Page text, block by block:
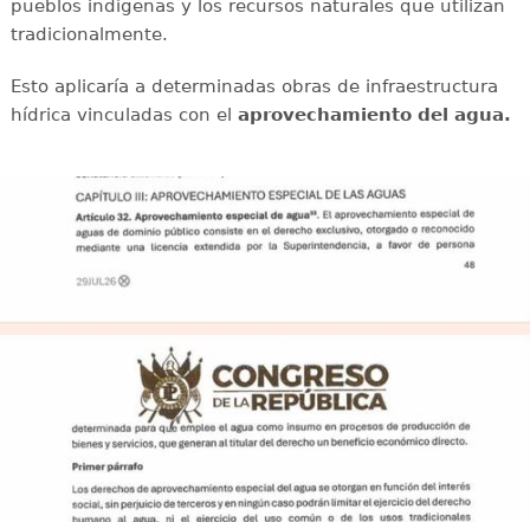
pueblos indígenas y los recursos naturales que utilizan
tradicionalmente.
Esto aplicaría a determinadas obras de infraestructura
hídrica vinculadas con el aprovechamiento del agua.